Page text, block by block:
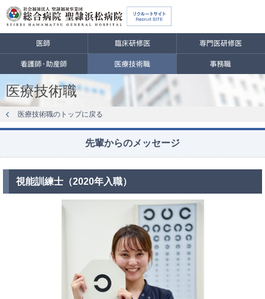
医療技術職
医療技術職のトップに戻る
先輩からのメッセージ
視能訓練士（2020年入職）